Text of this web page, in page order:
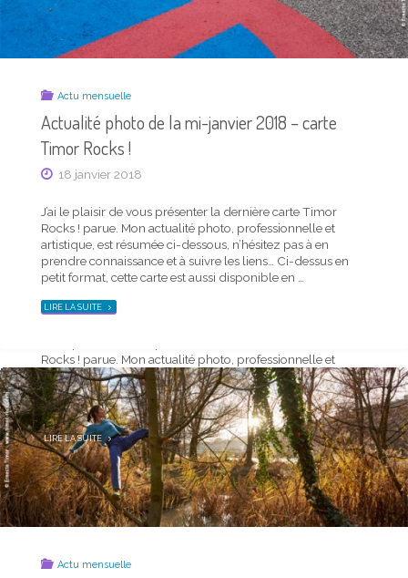
CARTE
ROCKS !"
Actu mensuelle
Actualité photo de la mi-septembre 2019 –
carte Timor Rocks !
14 septembre 2019
Rocks ! parue. Mon actualité photo, professionnelle et
artistique, est résumée ci-dessous, n’hésitez pas à en
prendre connaissance et à suivre les liens… Ci-dessus en
petit format, cette carte est aussi disponible en …
LIRE LA SUITE"ACTUALITÉ
PHOTO
DE
LA
MI-
SEPTEMBRE
2019
–
CARTE
TIMOR
ROCKS !"
Actu mensuelle
Actualité photo de la mi-janvier 2018 – carte
Timor Rocks !
18 janvier 2018
J’ai le plaisir de vous présenter la dernière carte Timor
Rocks ! parue. Mon actualité photo, professionnelle et
artistique, est résumée ci-dessous, n’hésitez pas à en
prendre connaissance et à suivre les liens… Ci-dessus en
petit format, cette carte est aussi disponible en …
LIRE LA SUITE"ACTUALITÉ
PHOTO
2018
–
CARTE
TIMOR
ROCKS !"
Actu mensuelle